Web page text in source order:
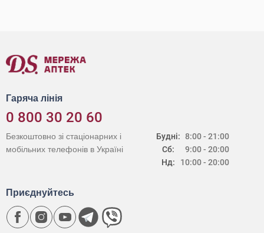
Гаряча лінія
0 800 30 20 60
Будні:
Сб:
Нд:
8:00 - 21:00
9:00 - 20:00
10:00 - 20:00
Безкоштовно зі стаціонарних і
мобільних телефонів в Україні
Приєднуйтесь